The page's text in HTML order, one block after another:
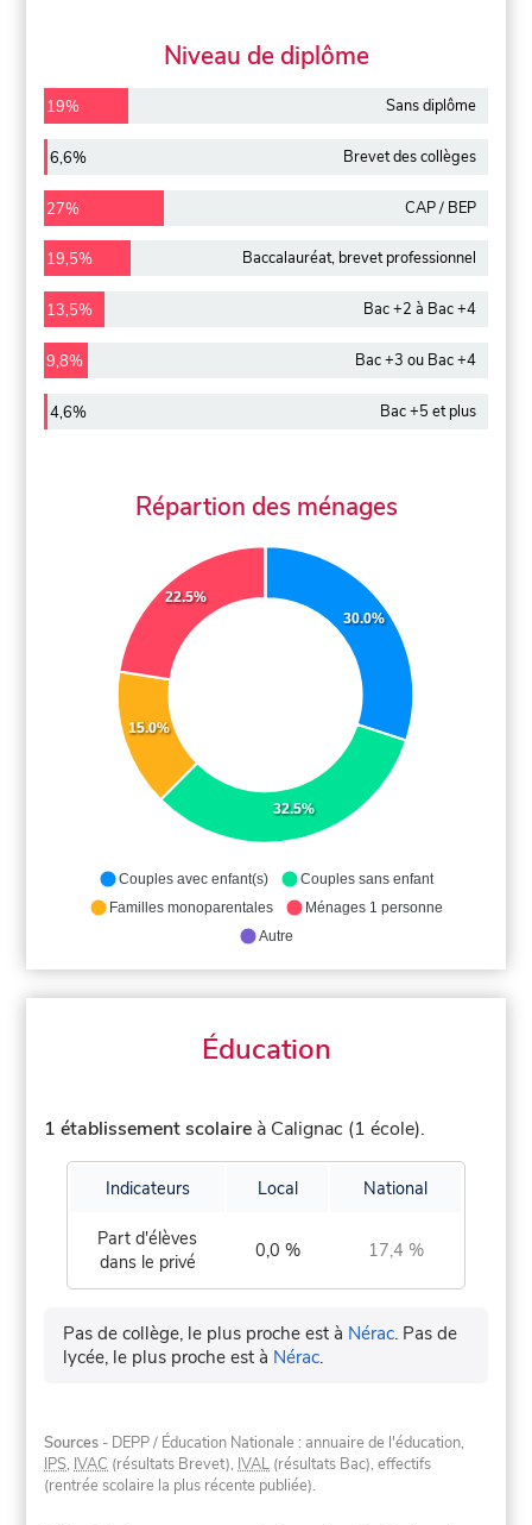
Niveau de diplôme
19% Sans diplôme
6,6% Brevet des collèges
27% CAP / BEP
19,5% Baccalauréat, brevet professionnel
13,5% Bac +2 à Bac +4
9,8% Bac +3 ou Bac +4
4,6% Bac +5 et plus
Répartion des ménages
30.0%
32.5%
15.0%
22.5%
Couples avec enfant(s)
Couples sans enfant
Familles monoparentales
Ménages 1 personne
Autre
Éducation
1 établissement scolaire à Calignac (1 école).
Indicateurs Local National
Part d'élèves
dans le privé
0,0 % 17,4 %
Pas de collège, le plus proche est à Nérac. Pas de
lycée, le plus proche est à Nérac.
Sources - DEPP / Éducation Nationale : annuaire de l'éducation,
IPS, IVAC (résultats Brevet), IVAL (résultats Bac), effectifs
(rentrée scolaire la plus récente publiée).